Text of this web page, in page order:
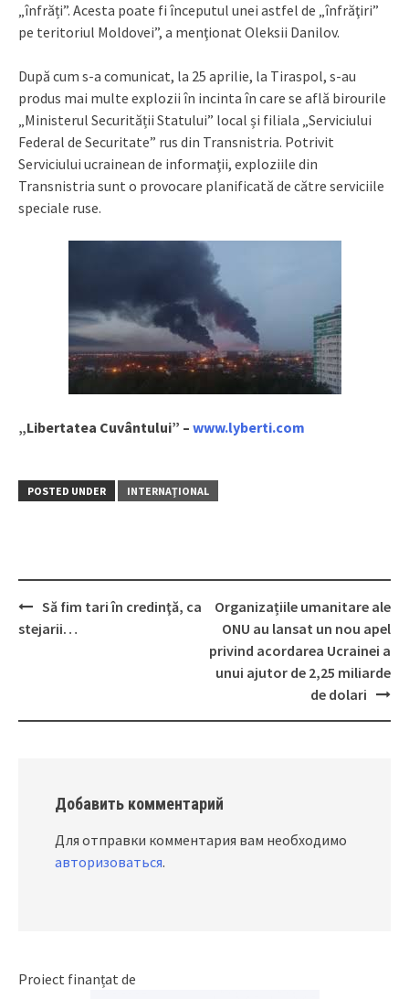
„înfrăți”. Acesta poate fi începutul unei astfel de „înfrăţiri”
pe teritoriul Moldovei”, a menţionat Oleksii Danilov.
După cum s-a comunicat, la 25 aprilie, la Tiraspol, s-au
produs mai multe explozii în incinta în care se află birourile
„Ministerul Securității Statului” local și filiala „Serviciului
Federal de Securitate” rus din Transnistria. Potrivit
Serviciului ucrainean de informaţii, exploziile din
Transnistria sunt o provocare planificată de către serviciile
speciale ruse.
„Libertatea Cuvântului” – www.lyberti.com
POSTED UNDER INTERNAŢIONAL
Post
Să fim tari în credinţă, ca
stejarii…
Organizațiile umanitare ale
ONU au lansat un nou apel
privind acordarea Ucrainei a
unui ajutor de 2,25 miliarde
de dolari
Добавить комментарий
Для отправки комментария вам необходимо
авторизоваться.
Proiect finanțat de